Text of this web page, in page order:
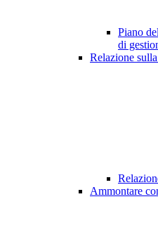
Piano
di
Relazione
Ammontare